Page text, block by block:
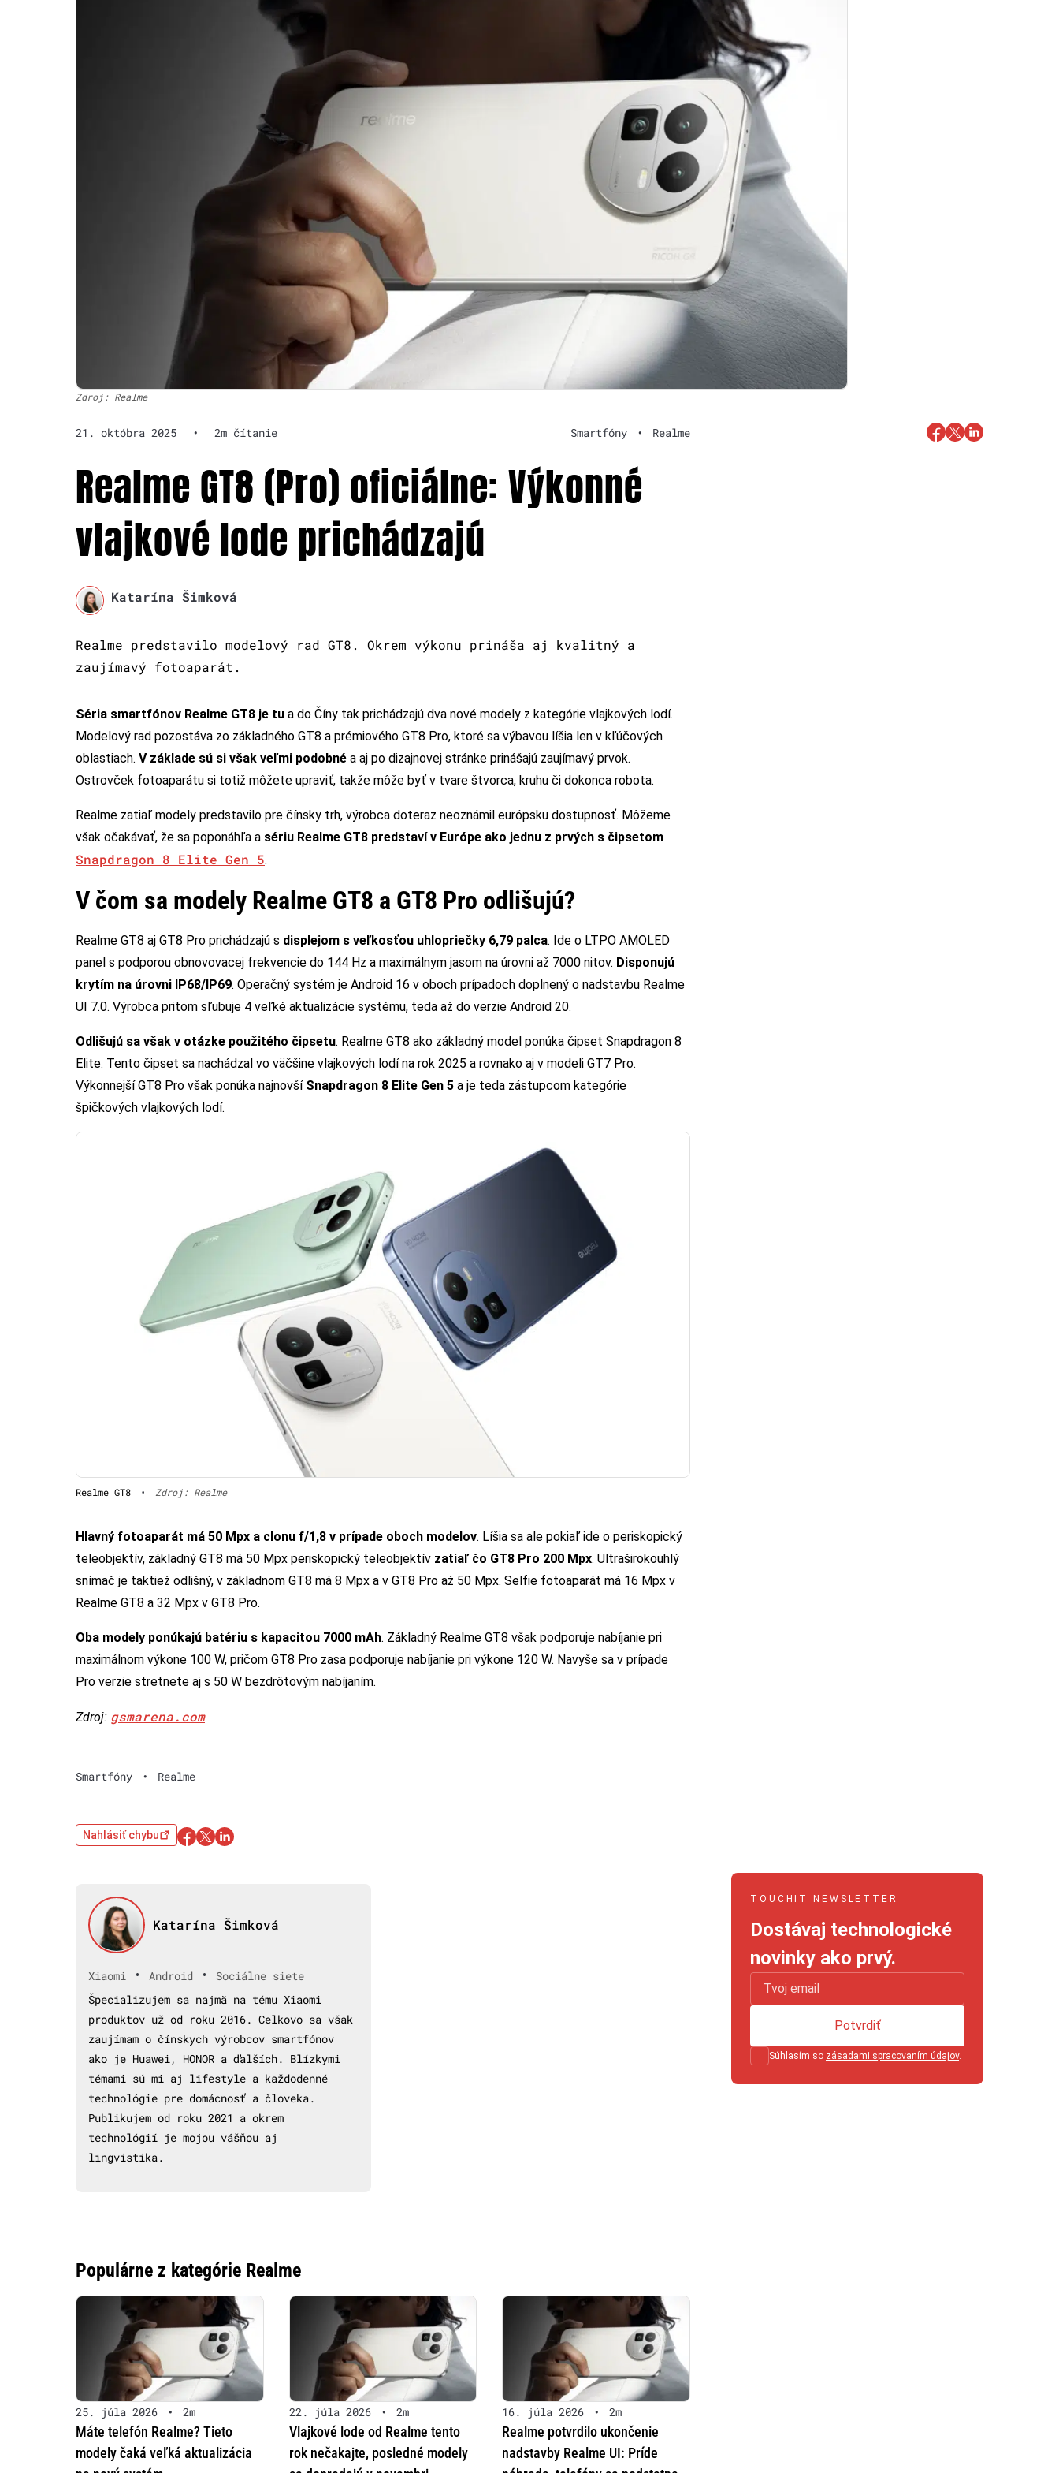
Zdroj: Realme
21. októbra 2025 • 2m čítanie Smartfóny • Realme
Realme GT8 (Pro) oficiálne: Výkonné
vlajkové lode prichádzajú
Katarína Šimková
Realme predstavilo modelový rad GT8. Okrem výkonu prináša aj kvalitný a
zaujímavý fotoaparát.
Séria smartfónov Realme GT8 je tu a do Číny tak prichádzajú dva nové modely z kategórie vlajkových lodí.
Modelový rad pozostáva zo základného GT8 a prémiového GT8 Pro, ktoré sa výbavou líšia len v kľúčových
oblastiach. V základe sú si však veľmi podobné a aj po dizajnovej stránke prinášajú zaujímavý prvok.
Ostrovček fotoaparátu si totiž môžete upraviť, takže môže byť v tvare štvorca, kruhu či dokonca robota.
Realme zatiaľ modely predstavilo pre čínsky trh, výrobca doteraz neoznámil európsku dostupnosť. Môžeme
však očakávať, že sa poponáhľa a sériu Realme GT8 predstaví v Európe ako jednu z prvých s čipsetom
Snapdragon 8 Elite Gen 5.
V čom sa modely Realme GT8 a GT8 Pro odlišujú?
Realme GT8 aj GT8 Pro prichádzajú s displejom s veľkosťou uhlopriečky 6,79 palca. Ide o LTPO AMOLED
panel s podporou obnovovacej frekvencie do 144 Hz a maximálnym jasom na úrovni až 7000 nitov. Disponujú
krytím na úrovni IP68/IP69. Operačný systém je Android 16 v oboch prípadoch doplnený o nadstavbu Realme
UI 7.0. Výrobca pritom sľubuje 4 veľké aktualizácie systému, teda až do verzie Android 20.
Odlišujú sa však v otázke použitého čipsetu. Realme GT8 ako základný model ponúka čipset Snapdragon 8
Elite. Tento čipset sa nachádzal vo väčšine vlajkových lodí na rok 2025 a rovnako aj v modeli GT7 Pro.
Výkonnejší GT8 Pro však ponúka najnovší Snapdragon 8 Elite Gen 5 a je teda zástupcom kategórie
špičkových vlajkových lodí.
Realme GT8 • Zdroj: Realme
Hlavný fotoaparát má 50 Mpx a clonu f/1,8 v prípade oboch modelov. Líšia sa ale pokiaľ ide o periskopický
teleobjektív, základný GT8 má 50 Mpx periskopický teleobjektív zatiaľ čo GT8 Pro 200 Mpx. Ultraširokouhlý
snímač je taktiež odlišný, v základnom GT8 má 8 Mpx a v GT8 Pro až 50 Mpx. Selfie fotoaparát má 16 Mpx v
Realme GT8 a 32 Mpx v GT8 Pro.
Oba modely ponúkajú batériu s kapacitou 7000 mAh. Základný Realme GT8 však podporuje nabíjanie pri
maximálnom výkone 100 W, pričom GT8 Pro zasa podporuje nabíjanie pri výkone 120 W. Navyše sa v prípade
Pro verzie stretnete aj s 50 W bezdrôtovým nabíjaním.
Zdroj: gsmarena.com
Smartfóny • Realme
Nahlásiť chybu
Katarína Šimková
Xiaomi • Android •
Sociálne siete
Špecializujem sa najmä na tému Xiaomi
produktov už od roku 2016. Celkovo sa však
zaujímam o čínskych výrobcov smartfónov
ako je Huawei, HONOR a ďalších. Blízkymi
témami sú mi aj lifestyle a každodenné
technológie pre domácnosť a človeka.
Publikujem od roku 2021 a okrem
technológií je mojou vášňou aj
lingvistika.
Populárne z kategórie Realme
25. júla 2026 • 2m
Máte telefón Realme? Tieto
modely čaká veľká aktualizácia
22. júla 2026 • 2m
Vlajkové lode od Realme tento
rok nečakajte, posledné modely
16. júla 2026 • 2m
Realme potvrdilo ukončenie
nadstavby Realme UI: Príde
TOUCHIT NEWSLETTER
Dostávaj technologické
novinky ako prvý.
Súhlasím so zásadami spracovaním údajov.
Potvrdiť